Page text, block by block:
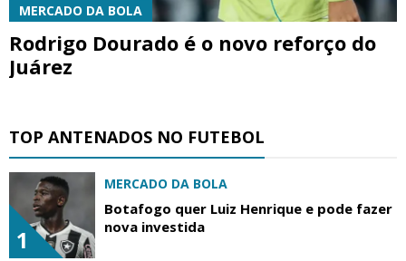
MERCADO DA BOLA
Rodrigo Dourado é o novo reforço do
Juárez
TOP ANTENADOS NO FUTEBOL
1
MERCADO DA BOLA
Botafogo quer Luiz Henrique e pode fazer
nova investida